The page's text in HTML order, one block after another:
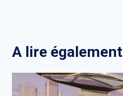
A lire également